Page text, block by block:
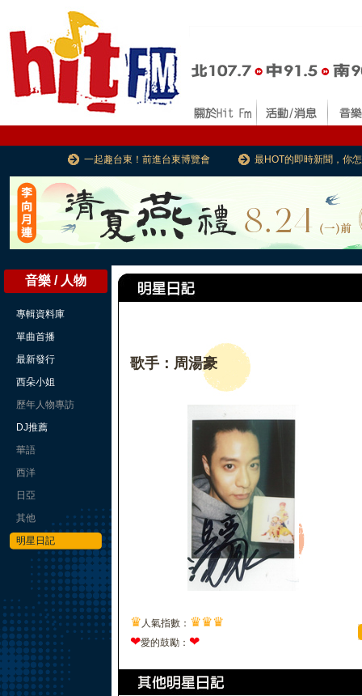
一起趣台東！前進台東博覽會 最HOT的即時新聞，你
音樂 / 人物
專輯資料庫
單曲首播
最新發行
西朵小姐
歷年人物專訪
DJ推薦
華語
西洋
日亞
其他
明星日記
歌手：周湯豪
♛ 人氣指數： ♛♛♛
❤愛的鼓勵： ❤